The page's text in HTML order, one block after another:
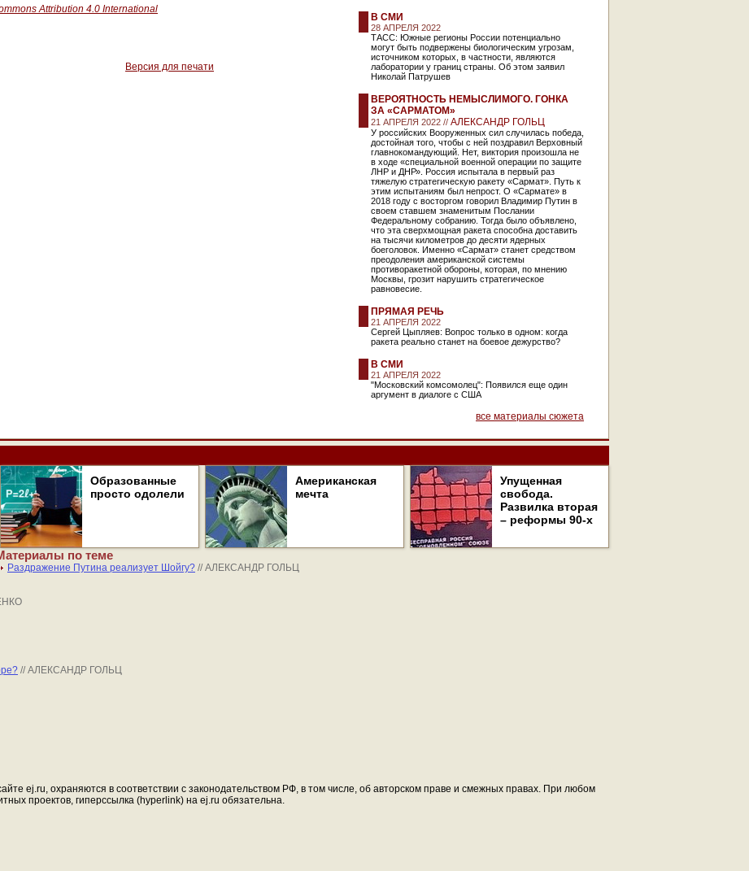
Attribution 4.0 International
Версия для печати
В СМИ
28 АПРЕЛЯ 2022
ТАСС: Южные регионы России потенциально
могут быть подвержены биологическим угрозам,
источником которых, в частности, являются
лаборатории у границ страны. Об этом заявил
Николай Патрушев
ВЕРОЯТНОСТЬ НЕМЫСЛИМОГО. ГОНКА
ЗА «САРМАТОМ»
21 АПРЕЛЯ 2022 // АЛЕКСАНДР ГОЛЬЦ
У российских Вооруженных сил случилась победа,
достойная того, чтобы с ней поздравил Верховный
главнокомандующий. Нет, виктория произошла не
в ходе «специальной военной операции по защите
ЛНР и ДНР». Россия испытала в первый раз
тяжелую стратегическую ракету «Сармат». Путь к
этим испытаниям был непрост. О «Сармате» в
2018 году с восторгом говорил Владимир Путин в
своем ставшем знаменитым Послании
Федеральному собранию. Тогда было объявлено,
что эта сверхмощная ракета способна доставить
на тысячи километров до десяти ядерных
боеголовок. Именно «Сармат» станет средством
преодоления американской системы
противоракетной обороны, которая, по мнению
Москвы, грозит нарушить стратегическое
равновесие.
ПРЯМАЯ РЕЧЬ
21 АПРЕЛЯ 2022
Сергей Цыпляев: Вопрос только в одном: когда
ракета реально станет на боевое дежурство?
В СМИ
21 АПРЕЛЯ 2022
"Московский комсомолец": Появился еще один
аргумент в диалоге с США
все материалы сюжета
Образованные
просто одолели
Американская
мечта
Упущенная
свобода.
Развилка вторая
– реформы 90-х
по теме
Раздражение Путина реализует Шойгу? // АЛЕКСАНДР ГОЛЬЦ
// АЛЕКСАНДР ГОЛЬЦ
ej.ru, охраняются в соответствии с законодательством РФ, в том числе, об авторском праве и смежных правах. При любом
проектов, гиперссылка (hyperlink) на ej.ru обязательна.